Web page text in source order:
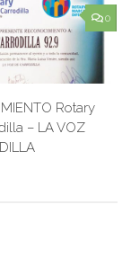
0
Rotary
– LA VOZ